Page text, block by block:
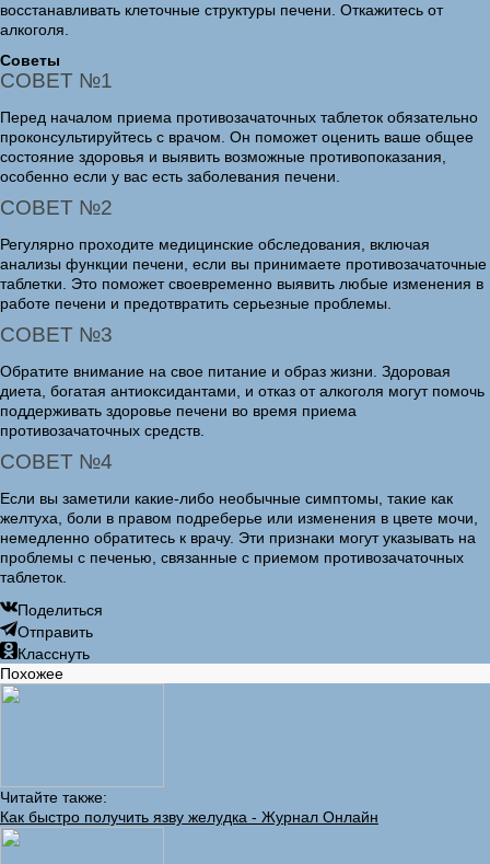
восстанавливать клеточные структуры печени. Откажитесь от
алкоголя.
Советы
СОВЕТ №1
Перед началом приема противозачаточных таблеток обязательно
проконсультируйтесь с врачом. Он поможет оценить ваше общее
состояние здоровья и выявить возможные противопоказания,
особенно если у вас есть заболевания печени.
СОВЕТ №2
Регулярно проходите медицинские обследования, включая
анализы функции печени, если вы принимаете противозачаточные
таблетки. Это поможет своевременно выявить любые изменения в
работе печени и предотвратить серьезные проблемы.
СОВЕТ №3
Обратите внимание на свое питание и образ жизни. Здоровая
диета, богатая антиоксидантами, и отказ от алкоголя могут помочь
поддерживать здоровье печени во время приема
противозачаточных средств.
СОВЕТ №4
Если вы заметили какие-либо необычные симптомы, такие как
желтуха, боли в правом подреберье или изменения в цвете мочи,
немедленно обратитесь к врачу. Эти признаки могут указывать на
проблемы с печенью, связанные с приемом противозачаточных
таблеток.
Поделиться
Отправить
Класснуть
Похожее
Читайте также:
Как быстро получить язву желудка - Журнал Онлайн